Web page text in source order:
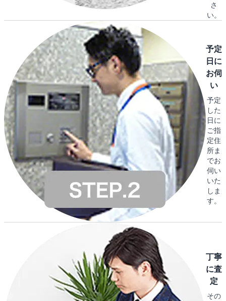
さ
い。
予定
日に
お伺
い
予定
した
日に
ご指
定住
所ま
でお
伺い
いた
しま
す。
丁寧
に査
定
その